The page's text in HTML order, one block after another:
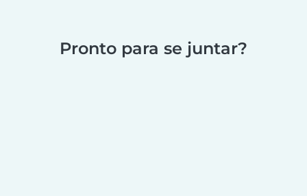
Pronto para se juntar?